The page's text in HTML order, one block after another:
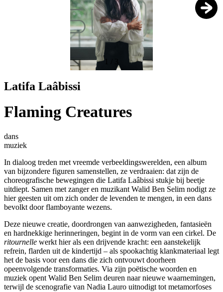
Latifa Laâbissi
Flaming Creatures
dans
muziek
In dialoog treden met vreemde verbeeldingswerelden, een album
van bijzondere figuren samenstellen, ze verdraaien: dat zijn de
choreografische bewegingen die Latifa Laâbissi stukje bij beetje
uitdiept. Samen met zanger en muzikant Walid Ben Selim nodigt ze
hier geesten uit om zich onder de levenden te mengen, in een dans
bevolkt door flamboyante wezens.
Deze nieuwe creatie, doordrongen van aanwezigheden, fantasieën
en hardnekkige herinneringen, begint in de vorm van een cirkel. De
ritournelle werkt hier als een drijvende kracht: een aanstekelijk
refrein, flarden uit de kindertijd – als spookachtig klankmateriaal legt
het de basis voor een dans die zich ontvouwt doorheen
opeenvolgende transformaties. Via zijn poëtische woorden en
muziek opent Walid Ben Selim deuren naar nieuwe waarnemingen,
terwijl de scenografie van Nadia Lauro uitnodigt tot metamorfoses